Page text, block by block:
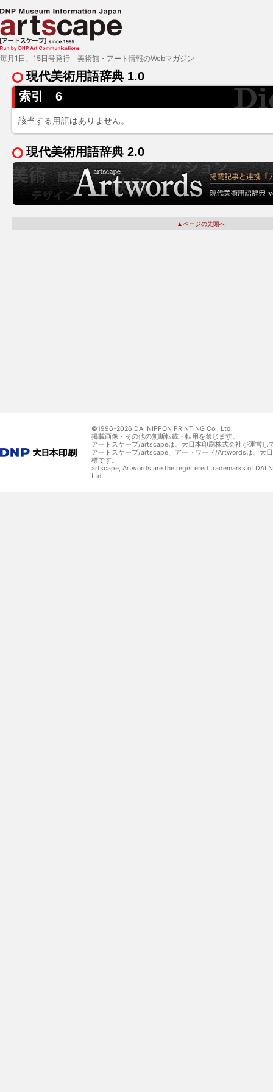
現代美術用語辞典 1.0
索引 6
該当する用語はありません。
現代美術用語辞典 2.0
▲ページの先頭へ
©1996-2026 DAI NIPPON PRINTING Co., Ltd.
掲載画像・その他の無断転載・転用を禁じます。
アートスケープ/artscapeは、大日本印刷株式会社が運営し
アートスケープ/artscape、アートワード/Artwordsは、大
標です。
artscape, Artwords are the registered trademarks of DAI
Ltd.
毎月1日、15日号発行 美術館・アート情報のWebマガジン